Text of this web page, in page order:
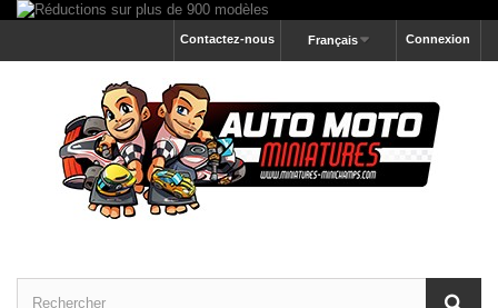
Connexion
Français
Contactez-nous